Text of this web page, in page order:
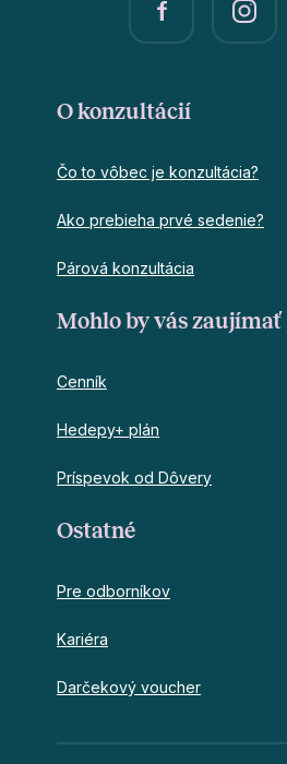
O konzultácií
Čo to vôbec je konzultácia?
Ako prebieha prvé sedenie?
Párová konzultácia
Mohlo by vás zaujímať
Cenník
Hedepy+ plán
Príspevok od Dôvery
Ostatné
Pre odborníkov
Kariéra
Darčekový voucher